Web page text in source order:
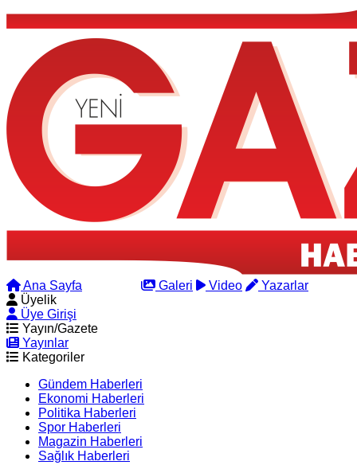
Ana Sayfa Galeri Video
Yazarlar
Üyelik
Üye Girişi
Yayın/Gazete
Yayınlar
Kategoriler
Gündem Haberleri
Ekonomi Haberleri
Politika Haberleri
Spor Haberleri
Magazin Haberleri
Sağlık Haberleri